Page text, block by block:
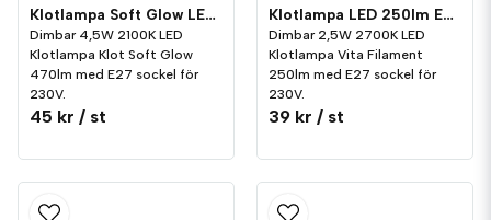
Klotlampa Soft Glow LED 470lm E27 2100K Dim
Dimbar 4,5W 2100K LED
Klotlampa Klot Soft Glow
470lm med E27 sockel för
230V.
45 kr / st
Klotlampa LED 250lm E27 Vita Filament 2700K Dim
Dimbar 2,5W 2700K LED
Klotlampa Vita Filament
250lm med E27 sockel för
230V.
39 kr / st